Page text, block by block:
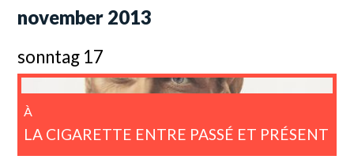
november 2013
sonntag 17
À
LA CIGARETTE ENTRE PASSÉ ET PRÉSENT